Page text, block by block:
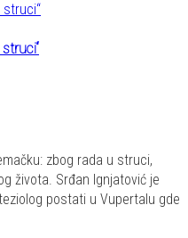
zbog rada u struci,
života. Srđan Ignjatović je
postati u Vupertalu gde